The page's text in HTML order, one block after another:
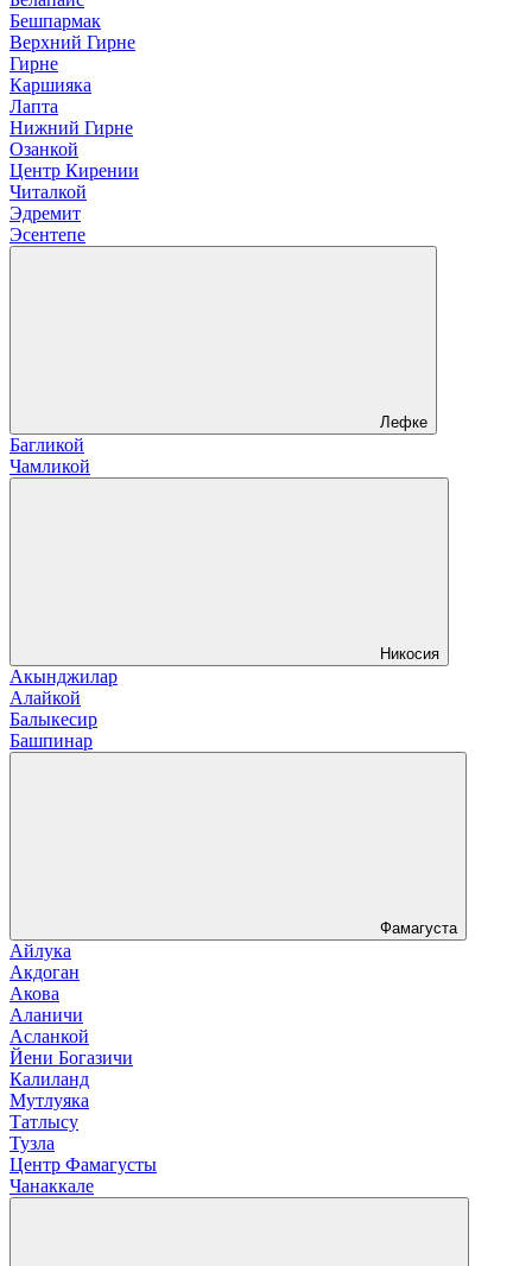
Бешпармак
Верхний Гирне
Гирне
Каршияка
Лапта
Нижний Гирне
Озанкой
Центр Кирении
Читалкой
Эдремит
Эсентепе
Лефке
Багликой
Чамликой
Никосия
Акынджилар
Алайкой
Балыкесир
Башпинар
Фамагуста
Айлука
Акдоган
Акова
Аланичи
Асланкой
Йени Богазичи
Калиланд
Мутлуяка
Татлысу
Тузла
Центр Фамагусты
Чанаккале